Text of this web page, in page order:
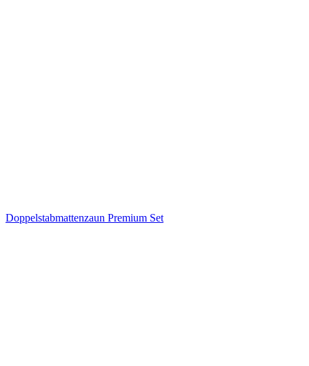
Doppelstabmattenzaun Premium Set